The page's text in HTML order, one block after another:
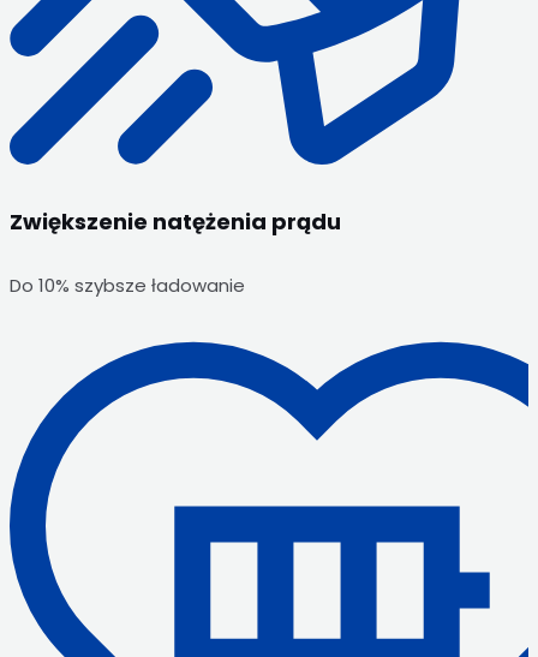
Zwiększenie natężenia prądu
Do 10% szybsze ładowanie